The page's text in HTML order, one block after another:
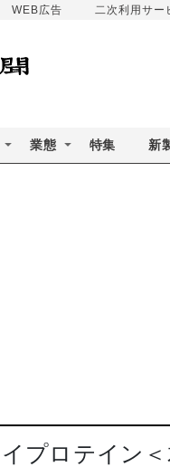
WEB広告 二次利用サー
業態 特集 新
プロテイン